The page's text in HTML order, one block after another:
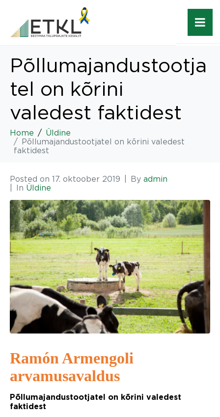
Põllumajandustootja
tel on kõrini
valedest faktidest
Home
Üldine
Põllumajandustootjatel on kõrini valedest
faktidest
Posted on 17. oktoober 2019 By admin
In Üldine
Ramón Armengoli
arvamusavaldus
Põllumajandustootjatel on kõrini valedest
faktidest